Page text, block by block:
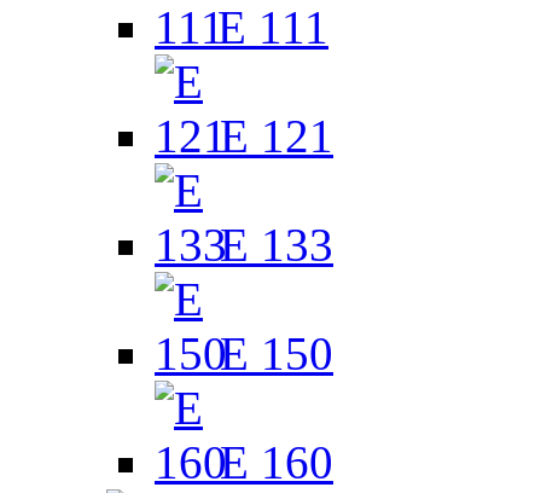
E 111
E 121
E 133
E 150
E 160